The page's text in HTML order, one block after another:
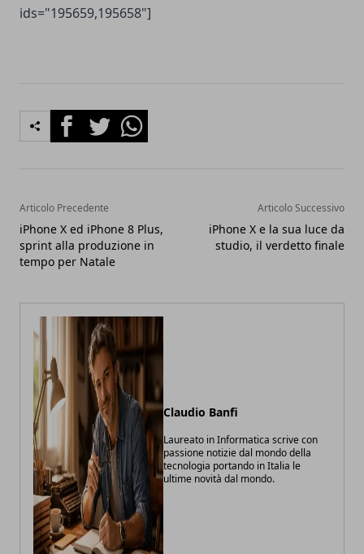
ids="195659,195658"]
FacebookTwitterWhatsapp
Articolo Precedente
iPhone X ed iPhone 8 Plus,
sprint alla produzione in
tempo per Natale
Articolo Successivo
iPhone X e la sua luce da
studio, il verdetto finale
Claudio Banfi
Laureato in Informatica scrive con
passione notizie dal mondo della
tecnologia portando in Italia le
ultime novità dal mondo.